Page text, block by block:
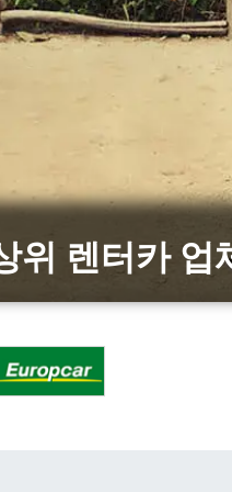
렌터카 업